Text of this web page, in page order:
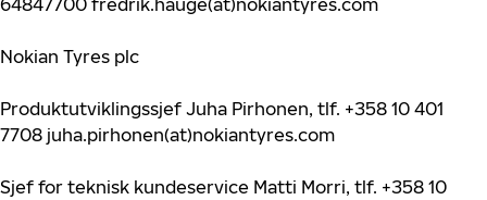
64847700 fredrik.hauge(at)nokiantyres.com
Nokian Tyres plc
Produktutviklingssjef Juha Pirhonen, tlf. +358 10 401
7708 juha.pirhonen(at)nokiantyres.com
Sjef for teknisk kundeservice Matti Morri, tlf. +358 10